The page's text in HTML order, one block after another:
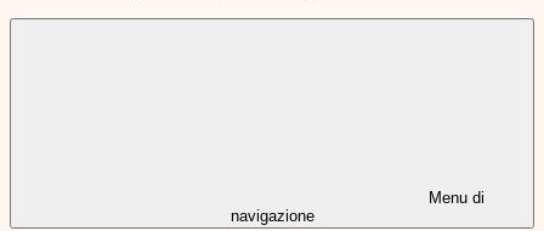
Menu di
navigazione